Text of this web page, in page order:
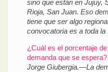
sino que están en Jujuy,
Rioja, San Juan. Eso
tiene que ser algo
convocatoria es a toda la
¿Cuál es el porcentaje
demanda que se espera?
Jorge Giubergia.—La